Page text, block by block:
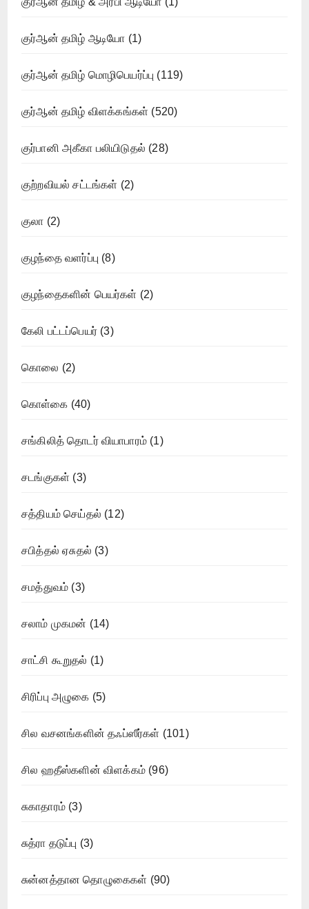
குர்ஆன் தமிழ் ஆடியோ (1)
குர்ஆன் தமிழ் மொழிபெயர்ப்பு (119)
குர்ஆன் தமிழ் விளக்கங்கள் (520)
குர்பானி அகீகா பலியிடுதல் (28)
குற்றவியல் சட்டங்கள் (2)
குலா (2)
குழந்தை வளர்ப்பு (8)
குழந்தைகளின் பெயர்கள் (2)
கேலி பட்டப்பெயர் (3)
கொலை (2)
கொள்கை (40)
சங்கிலித் தொடர் வியாபாரம் (1)
சடங்குகள் (3)
சத்தியம் செய்தல் (12)
சபித்தல் ஏசுதல் (3)
சமத்துவம் (3)
சலாம் முகமன் (14)
சாட்சி கூறுதல் (1)
சிரிப்பு அழுகை (5)
சில வசனங்களின் தஃப்ஸீர்கள் (101)
சில ஹதீஸ்களின் விளக்கம் (96)
சுகாதாரம் (3)
சுத்ரா தடுப்பு (3)
சுன்னத்தான தொழுகைகள் (90)